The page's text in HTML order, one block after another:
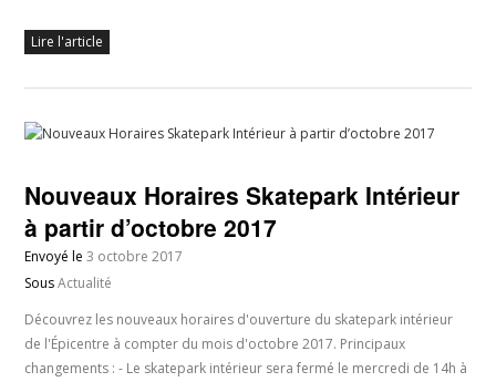
Lire l'article
Nouveaux Horaires Skatepark Intérieur
à partir d’octobre 2017
Envoyé le3 octobre 2017
SousActualité
Découvrez les nouveaux horaires d'ouverture du skatepark intérieur
de l'Épicentre à compter du mois d'octobre 2017. Principaux
changements : - Le skatepark intérieur sera fermé le mercredi de 14h à